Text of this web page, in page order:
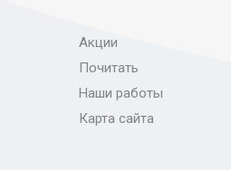
Акции
Почитать
Наши работы
Карта сайта